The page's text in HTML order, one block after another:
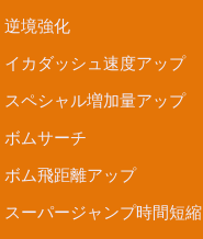
逆境強化
イカダッシュ速度アップ
スペシャル増加量アップ
ボムサーチ
ボム飛距離アップ
スーパージャンプ時間短縮